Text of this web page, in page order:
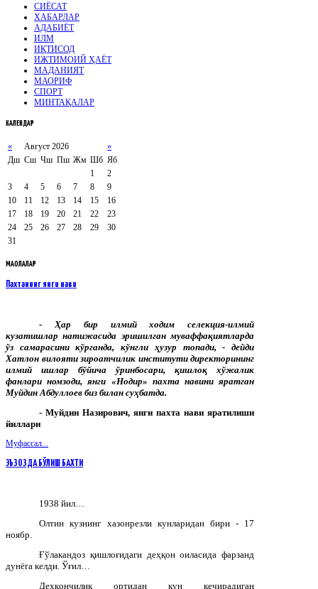
СИЁСАТ
ХАБАРЛАР
АДАБИЁТ
ИЛМ
ИҚТИСОД
ИЖТИМОИЙ ҲАЁТ
МАДАНИЯТ
МАОРИФ
СПОРТ
МИНТАҚАЛАР
КАЛЕНДАР
« Август 2026
»
Дш Сш Чш Пш Жм Шб Яб
1
2
3
4 5 6 7 8
9
10
11 12 13 14 15
16
17
18 19 20 21 22
23
24
25 26 27 28 29
30
31
МАҚОЛАЛАР
Пахтанинг янги нави
- Ҳар бир илмий ходим селекция-илмий
кузатишлар натижасида эришилган муваффақиятларда
ўз самарасини кўрганда,кўнгли ҳузур топади, -дейди
Хатлон вилояти зироатчилик институти директорининг
илмий
ишлар бўйича ўринбосари, қишлоқ
хўжалик
фанлари номзоди,янги «Нодир» пахта навини яратган
Муйдин Абдуллоев биз билан суҳбатда.
- Муйдин Назирович, янги пахта нави яратилиши
йиллари
Муфассал...
ЭЪЗОЗДА БЎЛИШ БАХТИ
1938 йил…
Олтин кузнинг хазонрезли кунларидан бири - 17
ноябр.
Ғўлакандоз қишлоғидаги деҳқон оиласида фарзанд
дунёга келди. Ўғил…
Деҳқончилик ортидан кун кечирадиган